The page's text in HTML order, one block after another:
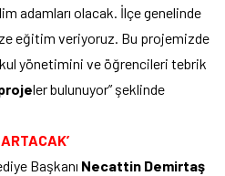
adamları olacak. İlçe genelinde
eğitim veriyoruz. Bu projemizde
yönetimini ve öğrencileri tebrik
ler bulunuyor” şeklinde
Başkanı Necattin Demirtaş